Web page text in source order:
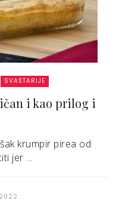
SVAŠTARIJE
i kao prilog i
krumpir pirea od
jer ...